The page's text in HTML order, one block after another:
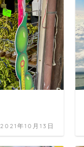
2021年10月13日